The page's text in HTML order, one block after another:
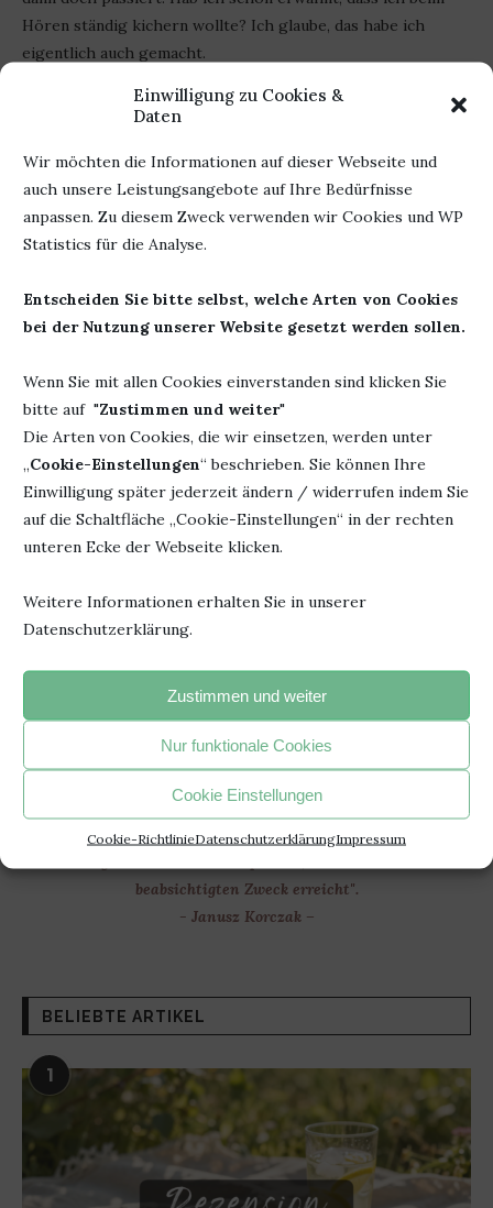
Einwilligung zu Cookies &
Daten
Wir möchten die Informationen auf dieser Webseite und
auch unsere Leistungsangebote auf Ihre Bedürfnisse
anpassen. Zu diesem Zweck verwenden wir Cookies und WP
Statistics für die Analyse.
Entscheiden Sie bitte selbst, welche Arten von Cookies
bei der Nutzung unserer Website gesetzt werden sollen.
Wenn Sie mit allen Cookies einverstanden sind klicken Sie
bitte auf "Zustimmen und weiter"
Die Arten von Cookies, die wir einsetzen, werden unter
„Cookie-Einstellungen“ beschrieben. Sie können Ihre
Einwilligung später jederzeit ändern / widerrufen indem Sie
auf die Schaltfläche „Cookie-Einstellungen“ in der rechten
unteren Ecke der Webseite klicken.
Weitere Informationen erhalten Sie in unserer
Datenschutzerklärung.
Zustimmen und weiter
Nur funktionale Cookies
Cookie Einstellungen
Cookie-RichtlinieDatenschutzerklärungImpressum
Hören ständig kichern wollte? Ich glaube, das habe ich
eigentlich auch gemacht.
Teil 2 und 3 steht schon in den Startlöchern und ich will es
jetzt wissen. Aus den Klappentexten weiß ich ja schon um
wen es geht und ich denke, ich sollte die Bücher nicht in der
Öffentlichkeit hören. Nein, das nähme kein gutes Ende.
Autor: Eden
Titel: Kopf,
Herz und
Eishockey
Februar 2023
(Taschenbuch) Argon Verlag
(Hörbuch)
Lesen: 316 Seiten
Hören: 9 Stunden und 2 Minuten
20. März 2023
"Jedesmal, wenn du ein Buch fortgelegt hast und beginnst, den
beabsichtigten Zweck erreicht".
- Janusz Korczak –
BELIEBTE ARTIKEL
1